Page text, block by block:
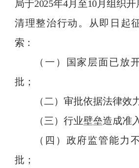
局于2025年4月 至10月组织开
清理整治行动。从即日起
索：
（一）国家层面已放
批；
（二）审批依据法律效
（三）行业壁垒造成准
（四）政府监管能力
批；